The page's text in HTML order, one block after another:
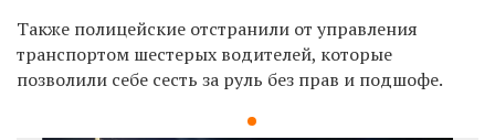
Также полицейские отстранили от управления
транспортом шестерых водителей, которые
позволили себе сесть за руль без прав и подшофе.